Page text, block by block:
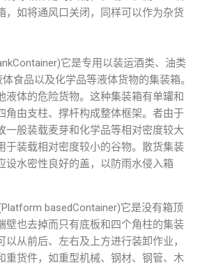
，如将通风口关闭，同样可以作为杂货
它是专用以装运酒类、油类
食品以及化学品等液体货物的集装箱。
液体的危险货物。这种集装箱有单罐和
角由支柱、撑杆构成整体框架。者由于
一般装载麦芽和化学品等相对密度较大
于装载相对密度较小的谷物。散货集装
设水密性良好的盖，以防雨水侵入箱
basedContainer)它是没有箱顶
壁也去掉而只有底板和四个角柱的集装
以从前后、左右及上方进行装卸作业，
重货件，如重型机械、钢材、钢管、木